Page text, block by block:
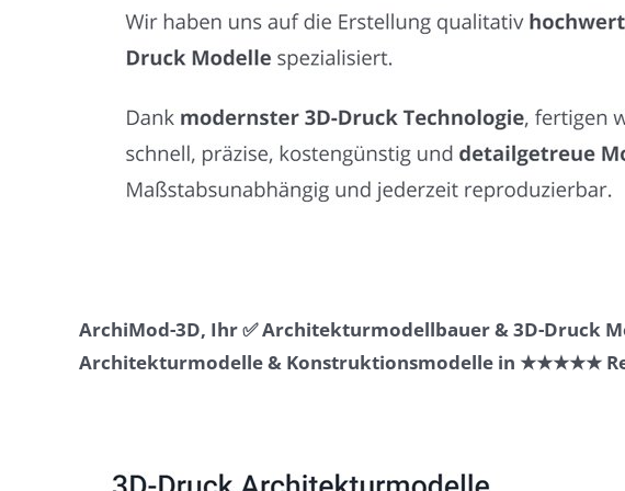
ArchiMod-3D, Ihr ✅ Architekturmodellbauer & 3D-Druck
Architekturmodelle & Konstruktionsmodelle in ★★★★★